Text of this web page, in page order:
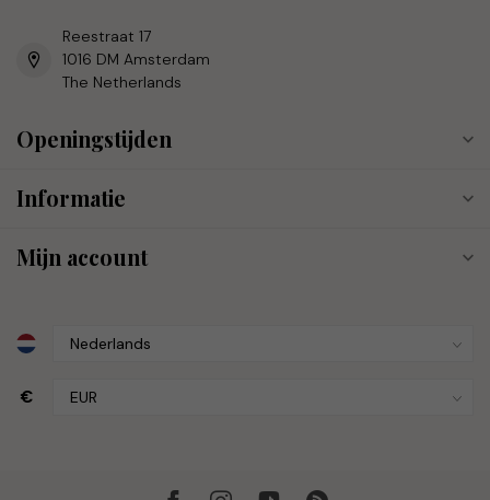
Reestraat 17
1016 DM Amsterdam
The Netherlands
Openingstijden
Informatie
Mijn account
€